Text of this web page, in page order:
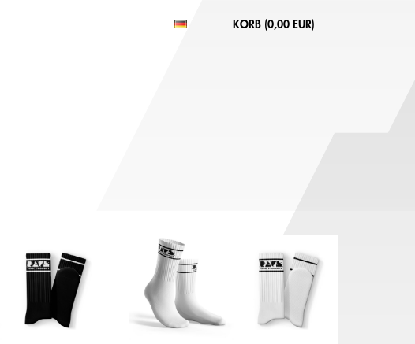
KORB (0,00 EUR)